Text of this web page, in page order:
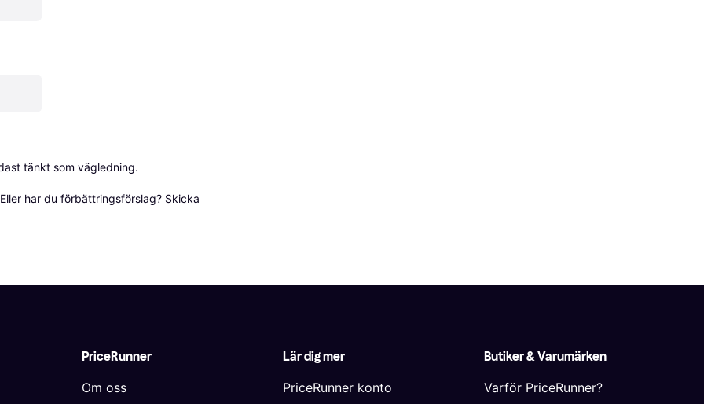
tänkt som vägledning.
har du förbättringsförslag? Skicka
PriceRunner
Om oss
Lär dig mer
PriceRunner konto
Butiker & Varumärken
Varför PriceRunner?